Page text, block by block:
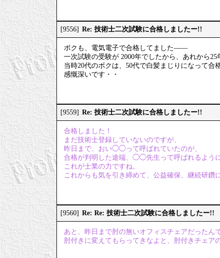
[9556] Re: 技術士二次試験に合格しましたー!!
ボクも、電気電子で合格してました――
一次試験の受験が 2000年でしたから、あれから
当時20代のボクは、50代で白髪まじりになって
感慨深いです・・
[9559] Re: 技術士二次試験に合格しましたー!!
合格しました！
まだ技術士登録していないのですが、
昨日まで、おい◯◯って呼ばれていたのが、
合格が判明した途端、◯◯先生って呼ばれるよう
これが士業の力ですね。
これからも気を引き締めて、公益確保、継続研鑽
[9560] Re: Re: 技術士二次試験に合格しましたー!!
あと、昨日まで肘の無いオフィスチェアだったん
肘付きに変えてもらってきなよと、肘付きチェア